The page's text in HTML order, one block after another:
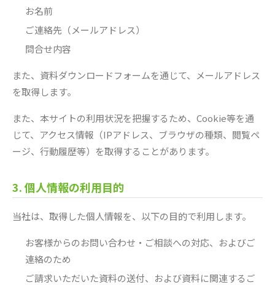
お名前
ご連絡先（メールアドレス）
問合せ内容
また、資料ダウンロードフォームを通じて、メールアドレス
を取得します。
また、本サイトの利用状況を把握するため、Cookie等を通
じて、アクセス情報（IPアドレス、ブラウザの種類、閲覧ペ
ージ、行動履歴等）を取得することがあります。
3. 個人情報の利用目的
当社は、取得した個人情報を、以下の目的で利用します。
お客様からのお問い合わせ・ご相談への対応、およびご
連絡のため
ご請求いただいた資料の送付、および資料に関連するご